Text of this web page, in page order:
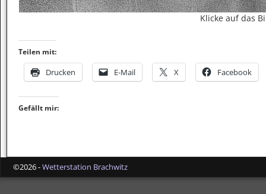
Klicke auf das
Teilen mit:
Drucken E-Mail X Facebook
Gefällt mir:
©2026 -Wetterstation Brachwitz